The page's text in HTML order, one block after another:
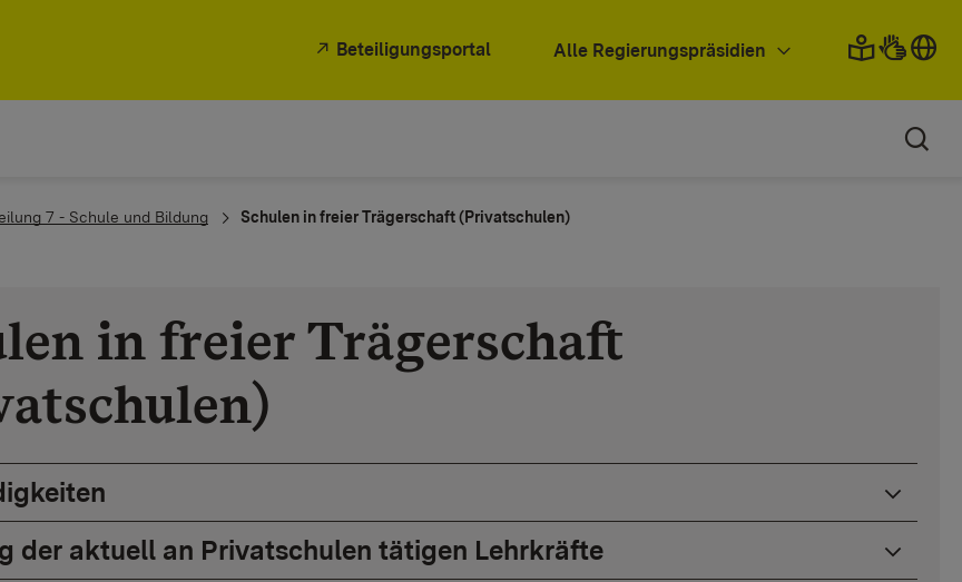
Beteiligungsportal Alle Regierungspräsidien
7 - Schule und Bildung Schulen in freier Trägerschaft (Privatschulen)
in freier Trägerschaft
der aktuell an Privatschulen tätigen Lehrkräfte